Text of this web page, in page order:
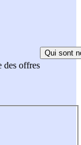
des offres
Qui sont